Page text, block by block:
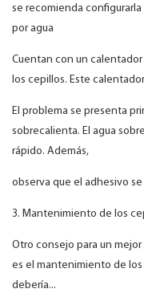
se recomienda configurarla
por agua
Cuentan con un
los cepillos. Este
El problema se presenta
sobrecalienta. El agua
rápido. Además,
observa que el adhesivo
3. Mantenimiento de los
Otro consejo para un
es el mantenimiento de
debería...